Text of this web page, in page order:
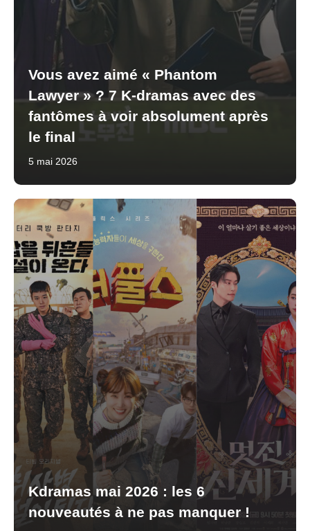
Vous avez aimé « Phantom
Lawyer » ? 7 K-dramas avec des
fantômes à voir absolument après
le final
5 mai 2026
Kdramas mai 2026 : les 6
nouveautés à ne pas manquer !